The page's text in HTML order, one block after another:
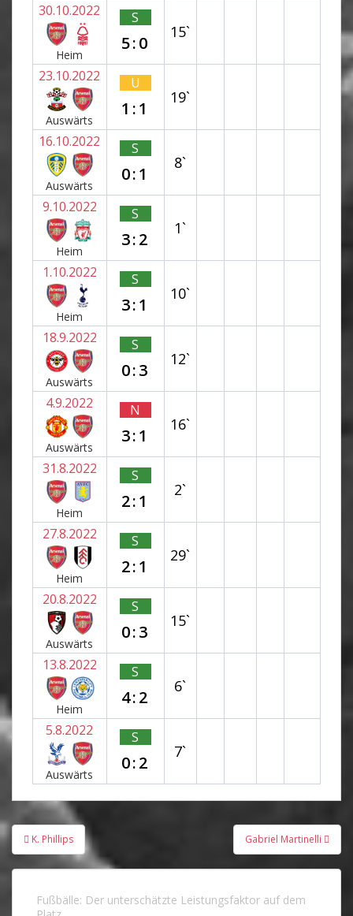
30.10.2022
Heim
S
5:0
15`
23.10.2022
Auswärts
U
1:1
19`
16.10.2022
Auswärts
S
0:1
8`
9.10.2022
Heim
S
3:2
1`
1.10.2022
Heim
S
3:1
10`
18.9.2022
Auswärts
S
0:3
12`
4.9.2022
Auswärts
N
3:1
16`
31.8.2022
Heim
S
2:1
2`
27.8.2022
Heim
S
2:1
29`
20.8.2022
Auswärts
S
0:3
15`
13.8.2022
Heim
S
4:2
6`
5.8.2022
Auswärts
S
0:2
7`
Beitragsnavigation
K. Phillips Gabriel Martinelli
Fußbälle: Der unterschätzte Leistungsfaktor auf dem